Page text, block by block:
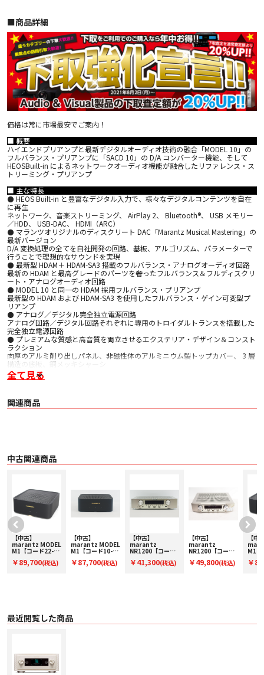
■︎商品詳細
価格は常に市場最安でご案内！
■ 概要
ハイエンドプリアンプと最新デジタルオーディオ技術の融合「MODEL 10」の
フルバランス・プリアンプに「SACD 10」の D/A コンバーター機能、そして
HEOSBuilt-in によるネットワークオーディオ機能が融合したリファレンス・ス
トリーミング・プリアンプ
■ 主な特長
⚫ HEOS Built-in と豊富なデジタル入力で、様々なデジタルコンテンツを自在
に再生
ネットワーク、音楽ストリーミング、 AirPlay 2、 Bluetooth®、 USB メモリー
／HDD、 USB-DAC、 HDMI（ARC）
⚫ マランツオリジナルのディスクリート DAC「Marantz Musical Mastering」の
最新バージョン
D/A 変換処理の全てを自社開発の回路、基板、アルゴリズム、パラメーターで
行うことで理想的なサウンドを実現
⚫ 最新型 HDAM＋ HDAM-SA3 搭載のフルバランス・アナログオーディオ回路
最新の HDAM と最高グレードのパーツを奢ったフルバランス＆フルディスクリ
ート・アナログオーディオ回路
⚫ MODEL 10 と同一の HDAM 採用フルバランス・プリアンプ
最新型の HDAM および HDAM-SA3 を使用したフルバランス・ゲイン可変型プ
リアンプ
⚫ アナログ／デジタル完全独立電源回路
アナログ回路／デジタル回路それぞれに専用のトロイダルトランスを搭載した
完全独立電源回路
⚫ プレミアムな質感と高音質を両立させるエクステリア・デザイン＆コンスト
ラクション
肉厚のアルミ削り出しパネル、非磁性体のアルミニウム製トップカバー、 3 層
構造の底板、銅メッキシャーシ
その他の特長
・ サブウーファープリアウト
・ ソースダイレクト機能
・ ディスプレイディマー＆ディスプレイオフ
・ MIMO 対応 2.4 / 5 GHz デュアルバンド Wi-Fi
・ リピート、ランダム再生対応
・ アンプの操作も可能なリモコン
・ リモートコントロール入出力（RC-5）
・ オートスタンバイ機能（1~99 分）
・ スリープタイマー機能（1~90 分）
・ 着脱式電源コード
■ 主な仕様
オーディオ特性（PREAMP OUT）
〇 定格出力電圧／出力インピーダンス
・ BALANCED： 3.16 V / 140 Ω
・ PHONO（MC）： 76 dB（0.5 mV 入力）
〇 入力感度／入力インピーダンス
・ PHONO（MC Low）： 400 μ V / 33 Ω
・ PHONO（MC Mid）： 400 μ V / 100 Ω
全て見る
関連商品
中古関連商品
【中古】
marantz MODEL
M1【コード22-
レス・ストリーミ
ング・アンプ
￥89,700(税込)
【中古】
marantz MODEL
M1【コード10-
レス・ストリーミ
ング・アンプ
￥87,700(税込)
【中古】
marantz
NR1200【コード
トワークオーディ
オレシーバー
￥41,300(税込)
【中古】
marantz
NR1200【コード
トワークオーディ
オレシーバー
￥49,800(税込)
【中
M1
レス
￥
最近閲覧した商品